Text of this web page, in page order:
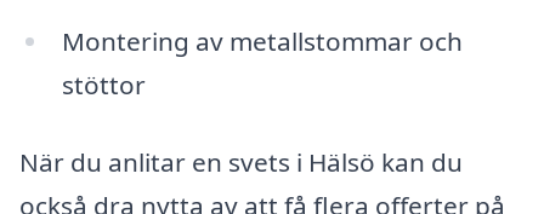
Montering av metallstommar och
stöttor
När du anlitar en svets i Hälsö kan du
också dra nytta av att få flera offerter på